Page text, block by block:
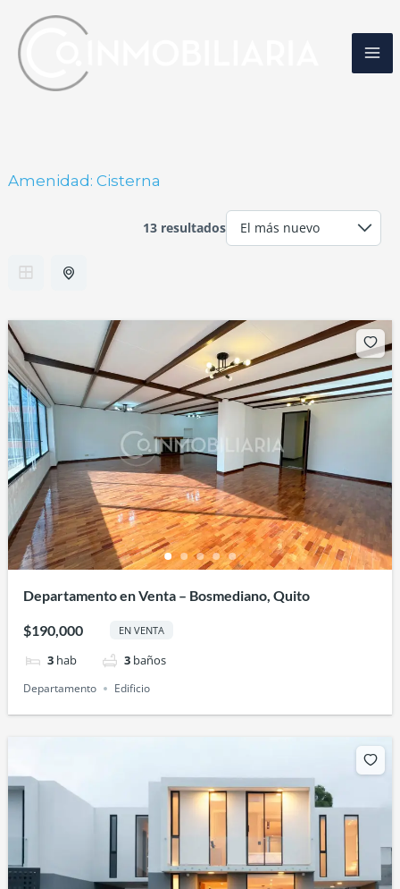
contenido
Amenidad:Cisterna
13 resultados
Departamento en Venta – Bosmediano, Quito
$190,000 EN VENTA
3 hab 3 baños
Departamento Edificio